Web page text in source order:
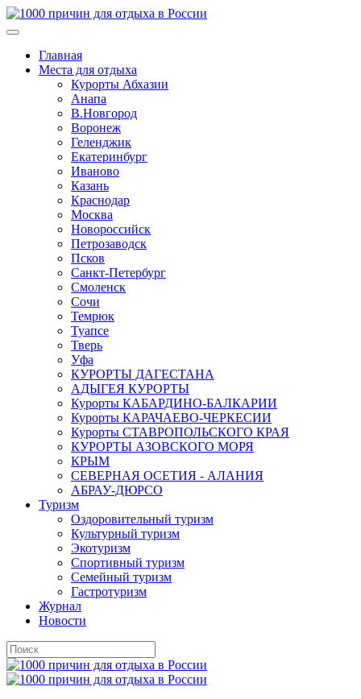
Главная
Места для отдыха
Курорты Абхазии
Анапа
В.Новгород
Воронеж
Геленджик
Екатеринбург
Иваново
Казань
Краснодар
Москва
Новороссийск
Петрозаводск
Псков
Санкт-Петербург
Смоленск
Сочи
Темрюк
Туапсе
Тверь
Уфа
КУРОРТЫ ДАГЕСТАНА
АДЫГЕЯ КУРОРТЫ
Курорты КАБАРДИНО-БАЛКАРИИ
Курорты КАРАЧАЕВО-ЧЕРКЕСИИ
Курорты СТАВРОПОЛЬСКОГО КРАЯ
КУРОРТЫ АЗОВСКОГО МОРЯ
КРЫМ
СЕВЕРНАЯ ОСЕТИЯ - АЛАНИЯ
АБРАУ-ДЮРСО
Туризм
Оздоровительный туризм
Культурный туризм
Экотуризм
Спортивный туризм
Семейный туризм
Гастротуризм
Журнал
Новости